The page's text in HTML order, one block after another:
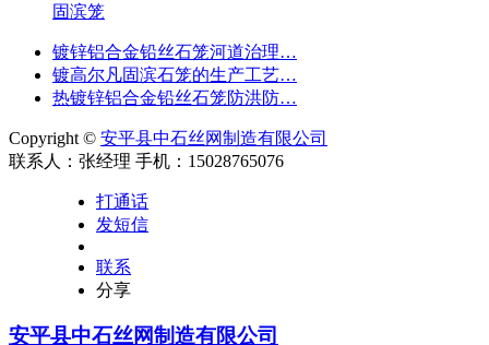
固滨笼
镀锌铝合金铅丝石笼河道治理…
镀高尔凡固滨石笼的生产工艺…
热镀锌铝合金铅丝石笼防洪防…
Copyright © 安平县中石丝网制造有限公司
联系人：张经理 手机：15028765076
打通话
发短信
联系
分享
安平县中石丝网制造有限公司